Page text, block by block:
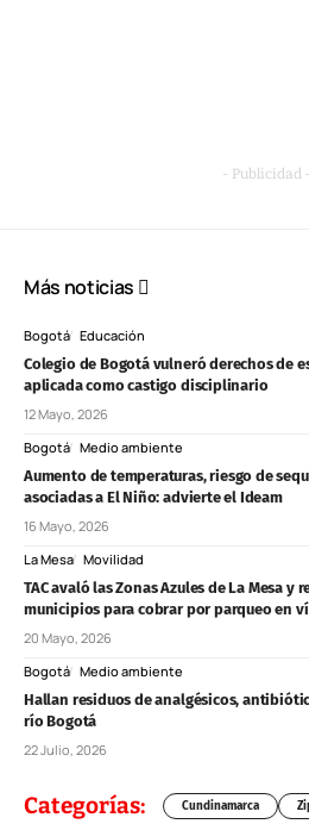
- Publicidad -
Más noticias
Bogotá Educación
Colegio de Bogotá vulneró derechos de
aplicada como castigo disciplinario
12 Mayo, 2026
Bogotá Medio ambiente
Aumento de temperaturas, riesgo de
asociadas a El Niño: advierte el Ideam
16 Mayo, 2026
La Mesa Movilidad
TAC avaló las Zonas Azules de La Mesa
municipios para cobrar por parqueo en
20 Mayo, 2026
Bogotá Medio ambiente
Hallan residuos de analgésicos,
río Bogotá
22 Julio, 2026
Categorías: Cundinamarca